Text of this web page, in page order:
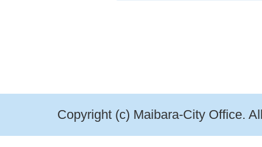
Copyright (c) Maibara-City Office.